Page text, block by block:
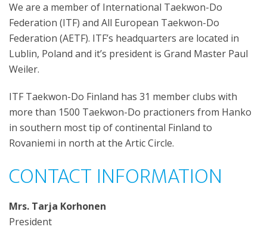
We are a member of International Taekwon-Do
Federation (ITF) and All European Taekwon-Do
Federation (AETF). ITF’s headquarters are located in
Lublin, Poland and it’s president is Grand Master Paul
Weiler.
ITF Taekwon-Do Finland has 31 member clubs with
more than 1500 Taekwon-Do practioners from Hanko
in southern most tip of continental Finland to
Rovaniemi in north at the Artic Circle.
CONTACT INFORMATION
Mrs. Tarja Korhonen
President